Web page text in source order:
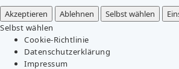
Akzeptieren
Ablehnen Selbst wählen
Selbst wählen
Cookie-Richtlinie
Datenschutzerklärung
Impressum